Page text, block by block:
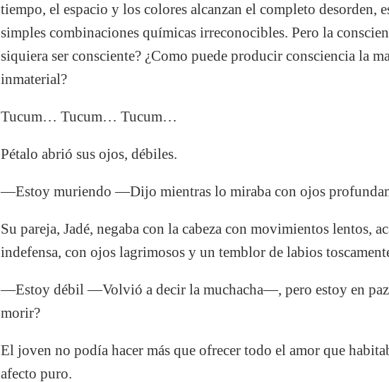
tiempo, el espacio y los colores alcanzan el completo desorden,
simples combinaciones químicas irreconocibles. Pero la
siquiera ser consciente? ¿Como puede producir consciencia la
inmaterial?
Tucum… Tucum… Tucum…
Pétalo abrió sus ojos, débiles.
—Estoy muriendo —Dijo mientras lo miraba con ojos
Su pareja, Jadé, negaba con la cabeza con movimientos lentos,
indefensa, con ojos lagrimosos y un temblor de labios
—Estoy débil —Volvió a decir la muchacha—, pero estoy en paz.
morir?
El joven no podía hacer más que ofrecer todo el amor que
afecto puro.